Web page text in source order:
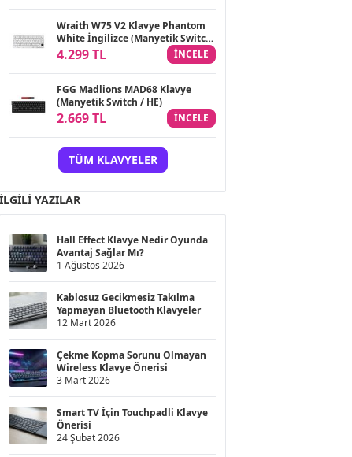
Wraith W75 V2 Klavye Phantom
White İngilizce (Manyetik Switch
/ HE)
4.299 TL INCELE
FGG Madlions MAD68 Klavye
(Manyetik Switch / HE)
2.669 TL INCELE
TÜM KLAVYELER
İLGILI YAZILAR
Hall Effect Klavye Nedir Oyunda
Avantaj Sağlar Mı?
1 Ağustos 2026
Kablosuz Gecikmesiz Takılma
Yapmayan Bluetooth Klavyeler
12 Mart 2026
Çekme Kopma Sorunu Olmayan
Wireless Klavye Önerisi
3 Mart 2026
Smart TV İçin Touchpadli Klavye
Önerisi
24 Şubat 2026